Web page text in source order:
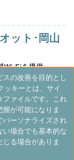
ット･岡山
Wi-Fiを提供。
イ
プランをみる
グレード有（スイー
の改善を目的とし
ッキーとは、サイ
ファイルです。これ
が可能になりま
パーソナライズされ
い場合でも基本的な
る場合がありま